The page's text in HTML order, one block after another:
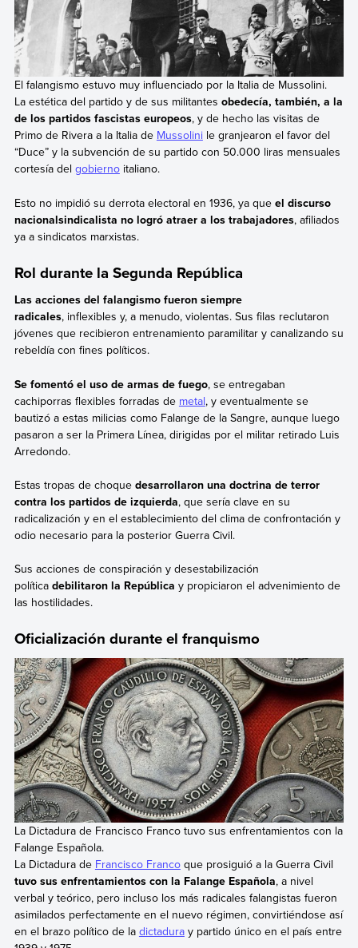
El falangismo estuvo muy influenciado por la Italia de Mussolini.
La estética del partido y de sus militantes obedecía, también, a la
de los partidos fascistas europeos, y de hecho las visitas de
Primo de Rivera a la Italia de Mussolinile granjearon el favor del
“Duce” y la subvención de su partido con 50.000 liras mensuales
cortesía del gobiernoitaliano.
Esto no impidió su derrota electoral en 1936, ya que el discurso
nacionalsindicalista no logró atraer a los trabajadores, afiliados
ya a sindicatos marxistas.
Rol durante la Segunda República
Las acciones del falangismo fueron siempre
radicales, inflexibles y, a menudo, violentas. Sus filas reclutaron
jóvenes que recibieron entrenamiento paramilitar y canalizando su
rebeldía con fines políticos.
Se fomentó el uso de armas de fuego, se entregaban
cachiporras flexibles forradas de metal, y eventualmente se
bautizó a estas milicias como Falange de la Sangre, aunque luego
pasaron a ser la Primera Línea, dirigidas por el militar retirado Luis
Arredondo.
Estas tropas de choquedesarrollaron una doctrina de terror
contra los partidos de izquierda, que sería clave en su
radicalización y en el establecimiento del clima de confrontación y
odio necesario para la posterior Guerra Civil.
Sus acciones de conspiración y desestabilización
política debilitaron la República y propiciaron el advenimiento de
las hostilidades.
Oficialización durante el franquismo
La Dictadura de Francisco Franco tuvo sus enfrentamientos con la
Falange Española.
La Dictadura de Francisco Francoque prosiguió a la Guerra Civil
tuvo sus enfrentamientos con la Falange Española, a nivel
verbal y teórico, pero incluso los más radicales falangistas fueron
asimilados perfectamente en el nuevo régimen, convirtiéndose así
en el brazo político de la dictaduray partido único en el país entre